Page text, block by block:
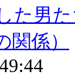
た男
関係）